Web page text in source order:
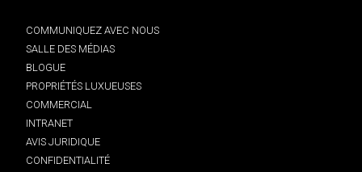
COMMUNIQUEZ AVEC NOUS
SALLE DES MÉDIAS
BLOGUE
PROPRIÉTÉS LUXUEUSES
COMMERCIAL
INTRANET
AVIS JURIDIQUE
CONFIDENTIALITÉ